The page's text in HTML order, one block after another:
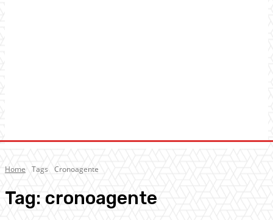
Home Tags Cronoagente
Tag: cronoagente